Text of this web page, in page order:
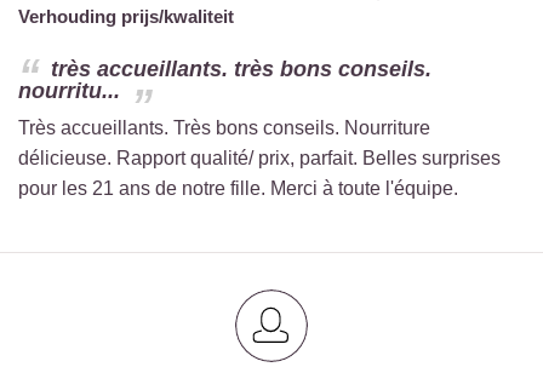
Verhouding prijs/kwaliteit
très accueillants. très bons conseils.
nourritu...
Très accueillants. Très bons conseils. Nourriture
délicieuse. Rapport qualité/ prix, parfait. Belles surprises
pour les 21 ans de notre fille. Merci à toute l'équipe.